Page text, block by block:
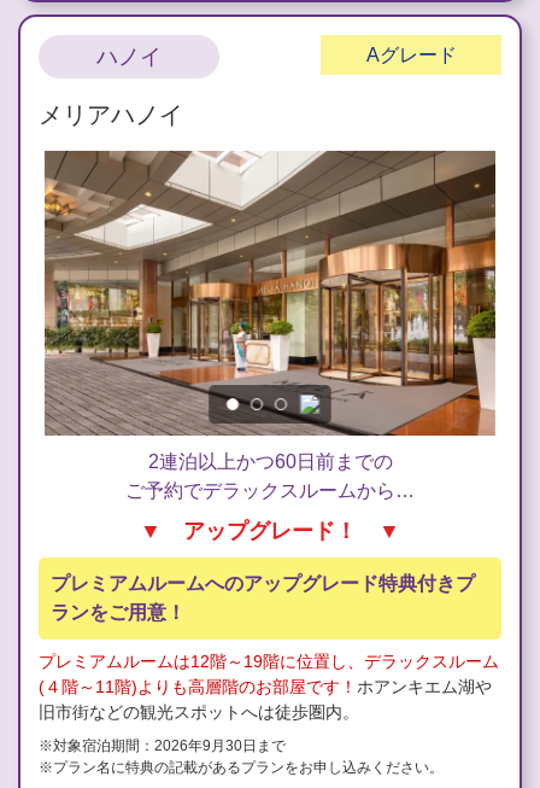
ハノイ Aグレード
メリアハノイ
2連泊以上かつ60日前までの
ご予約でデラックスルームから…
▼ アップグレード！ ▼
プレミアムルームへのアップグレード特典付きプ
ランをご用意！
プレミアムルームは12階～19階に位置し、デラックスルーム
(４階～11階)よりも高層階のお部屋です！ ホアンキエム湖や
旧市街などの観光スポットへは徒歩圏内。
※対象宿泊期間：2026年9月30日まで
※プラン名に特典の記載があるプランをお申し込みください。